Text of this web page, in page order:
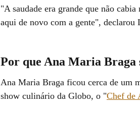
"A saudade era grande que não
aqui de novo com a gente", declarou
Por que Ana Maria Braga
Ana Maria Braga ficou cerca de um
show culinário da Globo, o "Chef de